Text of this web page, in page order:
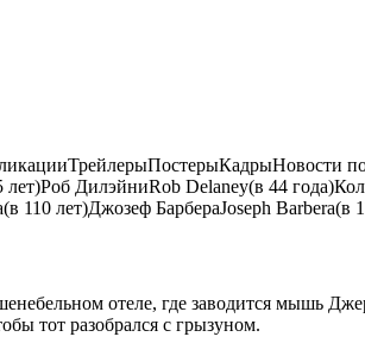
лет)Роб ДилэйниRob Delaney(в 44 года)
(в 110 лет)Джозеф БарбераJoseph Barbera(в
отеле, где заводится мышь
тот разобрался с грызуном.